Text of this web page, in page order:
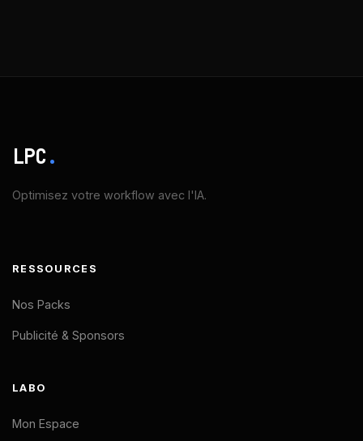
LPC.
Optimisez votre workflow avec l'IA.
RESSOURCES
Nos Packs
Publicité & Sponsors
LABO
Mon Espace